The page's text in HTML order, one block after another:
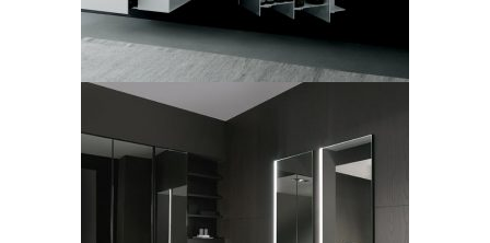
Casabath, modello C28